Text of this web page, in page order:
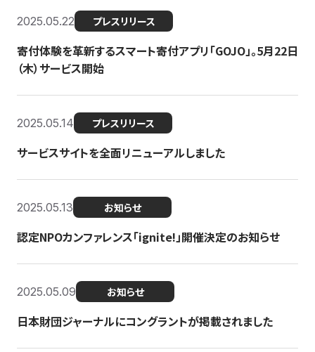
2025.05.22 プレスリリース
寄付体験を革新するスマート寄付アプリ「GOJO」。5月22日
（木）サービス開始
2025.05.14 プレスリリース
サービスサイトを全面リニューアルしました
2025.05.13 お知らせ
認定NPOカンファレンス「ignite!」開催決定のお知らせ
2025.05.09 お知らせ
日本財団ジャーナルにコングラントが掲載されました